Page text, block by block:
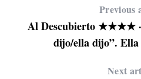
Previous
Al Descubierto ★★★★ ·
dijo/ella dijo”. Ella
Next